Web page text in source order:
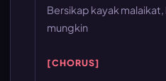
Bersikap kayak
mungkin
[CHORUS]